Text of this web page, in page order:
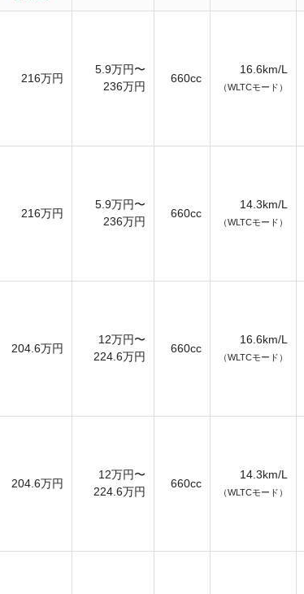
216万円
5.9万円〜
236万円
660cc
16.6km/L
（WLTCモード）
216万円
5.9万円〜
236万円
660cc
14.3km/L
（WLTCモード）
204.6万円
12万円〜
224.6万円
660cc
16.6km/L
（WLTCモード）
204.6万円
12万円〜
224.6万円
660cc
14.3km/L
（WLTCモード）